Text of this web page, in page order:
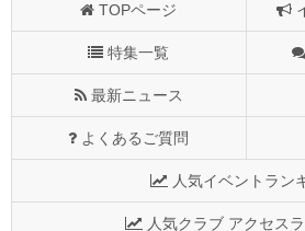
TOPページ
特集一覧
最新ニュース
よくあるご質問
人気イベントラン
人気クラブ アクセス